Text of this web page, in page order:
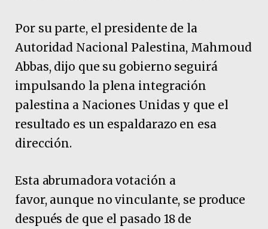
Por su parte, el presidente de la
Autoridad Nacional Palestina, Mahmoud
Abbas, dijo que su gobierno seguirá
impulsando la plena integración
palestina a Naciones Unidas y que el
resultado es un espaldarazo en esa
dirección.
Esta abrumadora votación a
favor, aunque no vinculante, se produce
después de que el pasado 18 de